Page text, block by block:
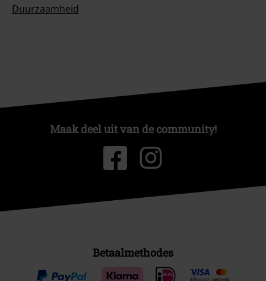
Duurzaamheid
Maak deel uit van de community!
Betaalmethodes